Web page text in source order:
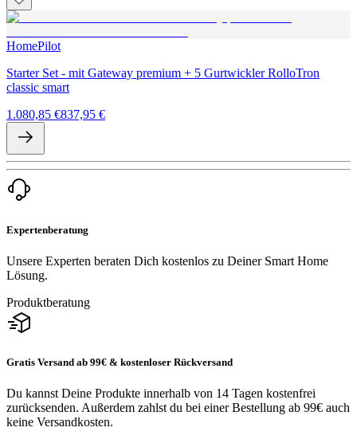
HomePilot
Starter Set - mit Gateway premium + 5 Gurtwickler RolloTron
classic smart
1.080,85 €837,95 €
Expertenberatung
Unsere Experten beraten Dich kostenlos zu Deiner Smart Home
Lösung.
Produktberatung
Gratis Versand ab 99€ & kostenloser Rückversand
Du kannst Deine Produkte innerhalb von 14 Tagen kostenfrei
zurücksenden. Außerdem zahlst du bei einer Bestellung ab 99€ auch
keine Versandkosten.